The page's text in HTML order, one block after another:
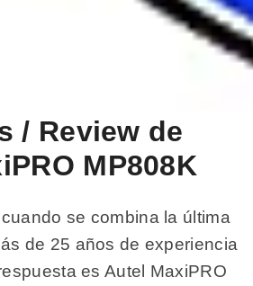
/ Review de
MP808K
se combina la última
de 25 años de experiencia
es Autel MaxiPRO